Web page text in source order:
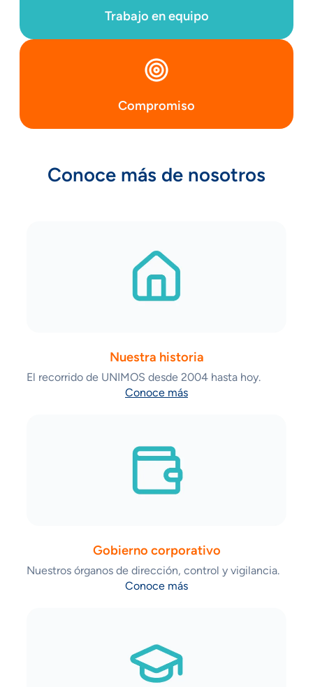
Trabajo en equipo
Compromiso
Conoce más de nosotros
Nuestra historia
El recorrido de UNIMOS desde 2004 hasta hoy.
Conoce más
Gobierno corporativo
Nuestros órganos de dirección, control y vigilancia.
Conoce más